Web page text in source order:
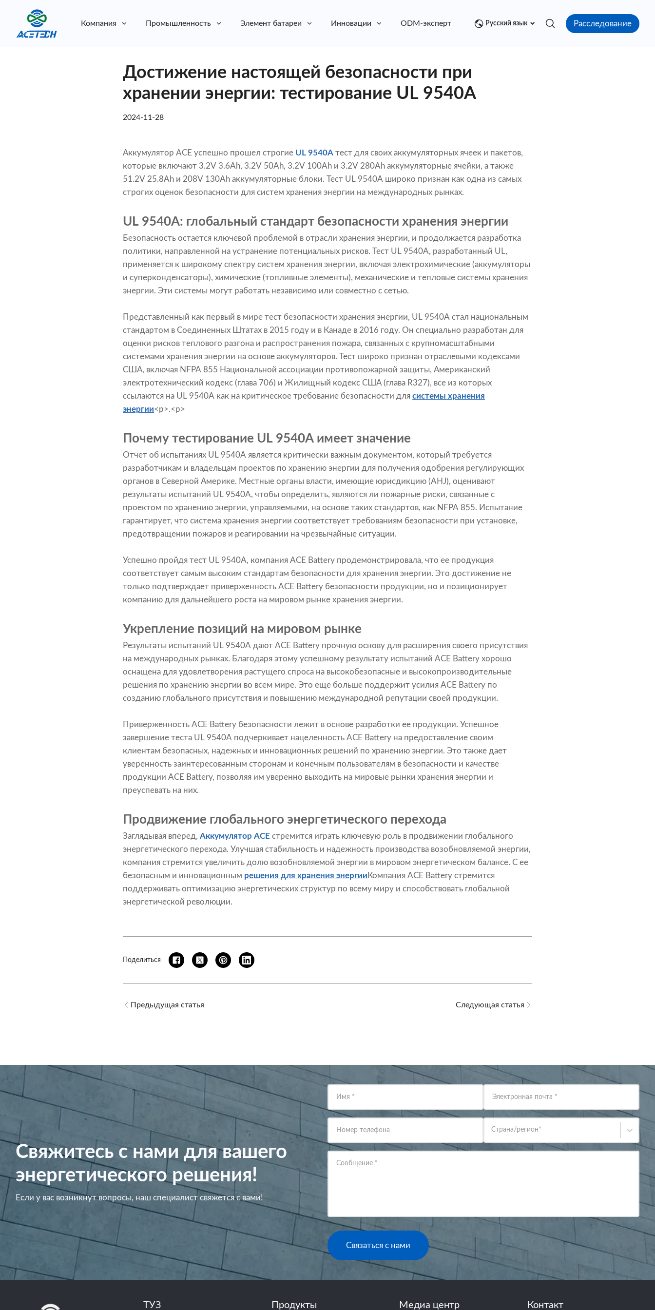
Компания Промышленность Элемент батареи Инновации ODM-эксперт Медиа центр Контакт
Русский язык Расследование
Достижение настоящей безопасности при
хранении энергии: тестирование UL 9540A
2024-11-28
Аккумулятор ACE успешно прошел строгие UL 9540A тест для своих аккумуляторных ячеек и пакетов,
которые включают 3.2V 3.6Ah, 3.2V 50Ah, 3.2V 100Ah и 3.2V 280Ah аккумуляторные ячейки, а также
51.2V 25.8Ah и 208V 130Ah аккумуляторные блоки. Тест UL 9540A широко признан как одна из самых
строгих оценок безопасности для систем хранения энергии на международных рынках.
UL 9540A: глобальный стандарт безопасности хранения энергии
Безопасность остается ключевой проблемой в отрасли хранения энергии, и продолжается разработка
политики, направленной на устранение потенциальных рисков. Тест UL 9540A, разработанный UL,
применяется к широкому спектру систем хранения энергии, включая электрохимические (аккумуляторы
и суперконденсаторы), химические (топливные элементы), механические и тепловые системы хранения
энергии. Эти системы могут работать независимо или совместно с сетью.
Представленный как первый в мире тест безопасности хранения энергии, UL 9540A стал национальным
стандартом в Соединенных Штатах в 2015 году и в Канаде в 2016 году. Он специально разработан для
оценки рисков теплового разгона и распространения пожара, связанных с крупномасштабными
системами хранения энергии на основе аккумуляторов. Тест широко признан отраслевыми кодексами
США, включая NFPA 855 Национальной ассоциации противопожарной защиты, Американский
электротехнический кодекс (глава 706) и Жилищный кодекс США (глава R327), все из которых
ссылаются на UL 9540A как на критическое требование безопасности для системы хранения
энергии<р>.<р>
Почему тестирование UL 9540A имеет значение
Отчет об испытаниях UL 9540A является критически важным документом, который требуется
разработчикам и владельцам проектов по хранению энергии для получения одобрения регулирующих
органов в Северной Америке. Местные органы власти, имеющие юрисдикцию (AHJ), оценивают
результаты испытаний UL 9540A, чтобы определить, являются ли пожарные риски, связанные с
проектом по хранению энергии, управляемыми, на основе таких стандартов, как NFPA 855. Испытание
гарантирует, что система хранения энергии соответствует требованиям безопасности при установке,
предотвращении пожаров и реагировании на чрезвычайные ситуации.
Успешно пройдя тест UL 9540A, компания ACE Battery продемонстрировала, что ее продукция
соответствует самым высоким стандартам безопасности для хранения энергии. Это достижение не
только подтверждает приверженность ACE Battery безопасности продукции, но и позиционирует
компанию для дальнейшего роста на мировом рынке хранения энергии.
Укрепление позиций на мировом рынке
Результаты испытаний UL 9540A дают ACE Battery прочную основу для расширения своего присутствия
на международных рынках. Благодаря этому успешному результату испытаний ACE Battery хорошо
оснащена для удовлетворения растущего спроса на высокобезопасные и высокопроизводительные
решения по хранению энергии во всем мире. Это еще больше поддержит усилия ACE Battery по
созданию глобального присутствия и повышению международной репутации своей продукции.
Приверженность ACE Battery безопасности лежит в основе разработки ее продукции. Успешное
завершение теста UL 9540A подчеркивает нацеленность ACE Battery на предоставление своим
клиентам безопасных, надежных и инновационных решений по хранению энергии. Это также дает
уверенность заинтересованным сторонам и конечным пользователям в безопасности и качестве
продукции ACE Battery, позволяя им уверенно выходить на мировые рынки хранения энергии и
преуспевать на них.
Продвижение глобального энергетического перехода
Заглядывая вперед, Аккумулятор ACE стремится играть ключевую роль в продвижении глобального
энергетического перехода. Улучшая стабильность и надежность производства возобновляемой энергии,
компания стремится увеличить долю возобновляемой энергии в мировом энергетическом балансе. С ее
безопасным и инновационным решения для хранения энергии Компания ACE Battery стремится
поддерживать оптимизацию энергетических структур по всему миру и способствовать глобальной
энергетической революции.
Поделиться
Предыдущая статья Следующая статья
Свяжитесь с нами для вашего
энергетического решения!
Если у вас возникнут вопросы, наш специалист свяжется с вами!
Имя * Электронная почта *
Номер телефона Страна/регион*
Сообщение *
Связаться с нами
ТУЗ Продукты Медиа центр Контакт